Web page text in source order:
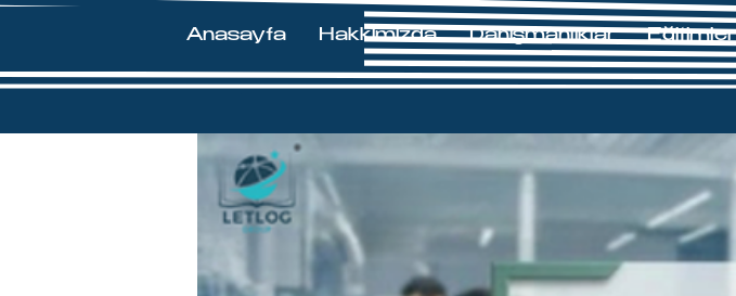
Anasayfa Hakkımızda Danışmanlıklar Eğitimler